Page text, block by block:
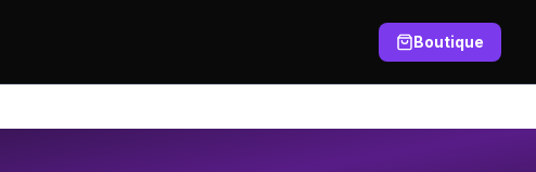
Boutique